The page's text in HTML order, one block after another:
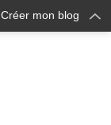
Créer mon blog